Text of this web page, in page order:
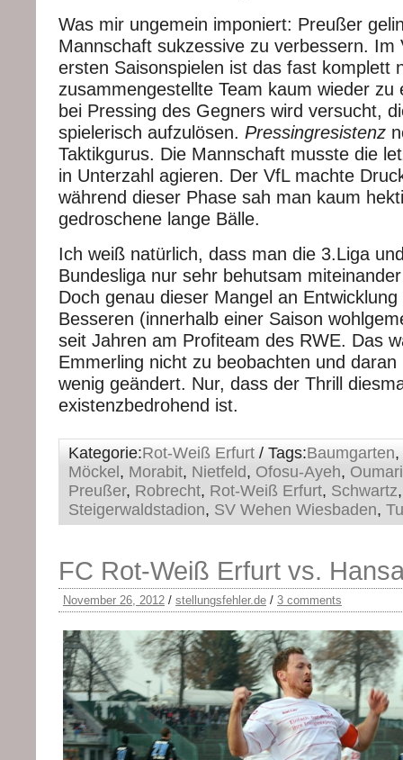
Was mir ungemein imponiert: Preußer
Mannschaft sukzessive zu verbessern. Im
ersten Saisonspielen ist das fast komplett
zusammengestellte Team kaum wieder zu
bei Pressing des Gegners wird versucht,
spielerisch aufzulösen. Pressingresistenz
Taktikgurus. Die Mannschaft musste die
in Unterzahl agieren. Der VfL machte
während dieser Phase sah man kaum
gedroschene lange Bälle.
Ich weiß natürlich, dass man die 3.Liga
Bundesliga nur sehr behutsam
Doch genau dieser Mangel an
Besseren (innerhalb einer Saison
seit Jahren am Profiteam des RWE. Das
Emmerling nicht zu beobachten und daran
wenig geändert. Nur, dass der Thrill
existenzbedrohend ist.
Kategorie:Rot-Weiß Erfurt / Tags:Baumgarten,
Möckel, Morabit, Nietfeld, Ofosu-Ayeh, Oumari
Preußer, Robrecht, Rot-Weiß Erfurt, Schwartz,
Steigerwaldstadion, SV Wehen Wiesbaden,
FC Rot-Weiß Erfurt vs.
November 26, 2012 / stellungsfehler.de / 3 comments